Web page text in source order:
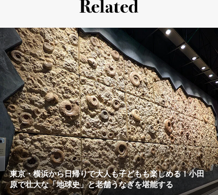
東京・横浜から日帰りで大人も子どもも楽しめる！小田
原で壮大な「地球史」と老舗うなぎを堪能する